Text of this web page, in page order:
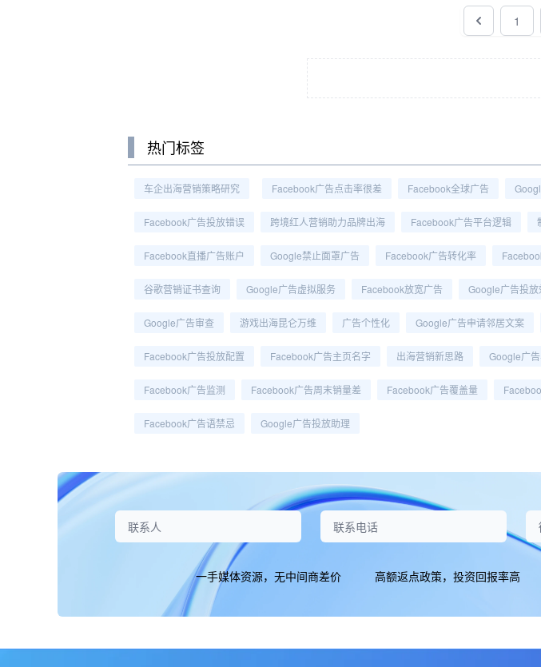
1
热门标签
车企出海营销策略研究 Facebook广告点击率很差 Facebook全球广告
Facebook广告投放错误 跨境红人营销助力品牌出海 Facebook广告平台逻辑
Facebook直播广告账户 Google禁止面罩广告 Facebook广告转化率
谷歌营销证书查询 Google广告虚拟服务 Facebook放宽广告 Google广告投放
Google广告审查 游戏出海昆仑万维 广告个性化 Google广告申请邻居文案
Facebook广告投放配置 Facebook广告主页名字 出海营销新思路 Google广
Facebook广告监测 Facebook广告周末销量差 Facebook广告覆盖量
Facebook广告语禁忌 Google广告投放助理
一手媒体资源，无中间商差价 高额返点政策，投资回报率高